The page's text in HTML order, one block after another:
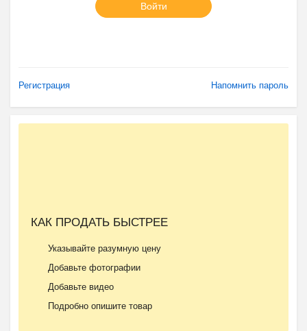
Войти
Регистрация Напомнить пароль
КАК ПРОДАТЬ БЫСТРЕЕ
Указывайте разумную цену
Добавьте фотографии
Добавьте видео
Подробно опишите товар